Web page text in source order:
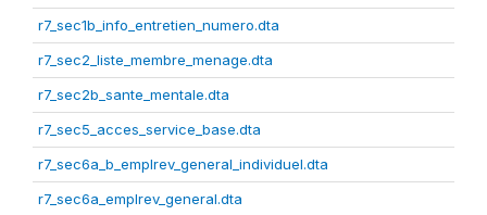
r7_sec1b_info_entretien_numero.dta
r7_sec2_liste_membre_menage.dta
r7_sec2b_sante_mentale.dta
r7_sec5_acces_service_base.dta
r7_sec6a_b_emplrev_general_individuel.dta
r7_sec6a_emplrev_general.dta